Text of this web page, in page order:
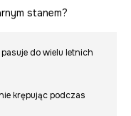
stanem?
do wielu letnich
krępując podczas